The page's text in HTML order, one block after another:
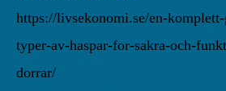
https://livsekonomi.se/en-
typer-av-haspar-for-sakra-och-
dorrar/